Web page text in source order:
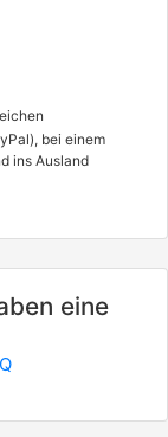
bei einem
ins Ausland
eine